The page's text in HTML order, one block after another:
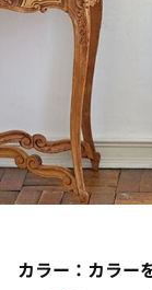
カラー： カラー